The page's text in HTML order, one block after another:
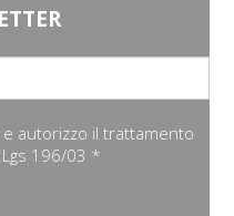
autorizzo il trattamento
196/03 *